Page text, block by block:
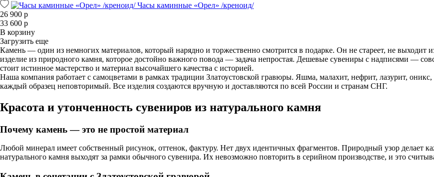
Часы каминные «Орел» /креноид/
26 900 р
33 600 р
В корзину
Загрузить еще
Камень — один из немногих материалов, который нарядно и торжественно смотрится в подарке. Он не стареет, не выходит
изделие из природного камня, которое достойно важного повода — задача непростая. Дешевые сувениры с надписями —
стоит истинное мастерство и материал высочайшего качества с историей.
Наша компания работает с самоцветами в рамках традиции Златоустовской гравюры. Яшма, малахит, нефрит, лазурит,
каждый образец неповторимый. Все изделия создаются вручную и доставляются по всей России и странам СНГ.
Красота и утонченность сувениров из натурального камня
Почему камень — это не простой материал
Любой минерал имеет собственный рисунок, оттенок, фактуру. Нет двух идентичных фрагментов. Природный узор делает
натурального камня выходят за рамки обычного сувенира. Их невозможно повторить в серийном производстве, и это